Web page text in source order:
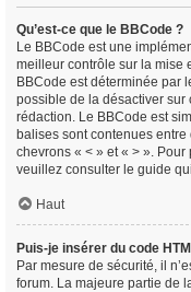
Qu’est-ce que le BBCode ?
Le BBCode est une
meilleur contrôle sur la mise
BBCode est déterminée par
possible de la désactiver
rédaction. Le BBCode est
balises sont contenues
chevrons « < » et « > ».
veuillez consulter le guide
Haut
Puis-je insérer du code
Par mesure de sécurité, il
forum. La majeure partie de